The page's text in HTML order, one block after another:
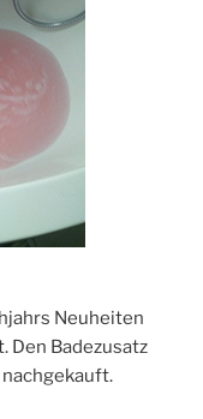
Neuheiten
Den Badezusatz